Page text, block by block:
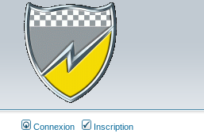
Connexion Inscription